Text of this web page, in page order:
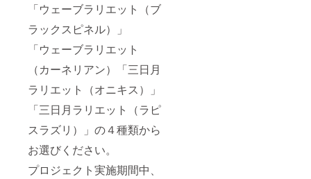
「ウェーブラリエット（ブ
ラックスピネル）」
「ウェーブラリエット
（カーネリアン）「三日月
ラリエット（オニキス）」
「三日月ラリエット（ラピ
スラズリ）」の４種類から
お選びください。
プロジェクト実施期間中、